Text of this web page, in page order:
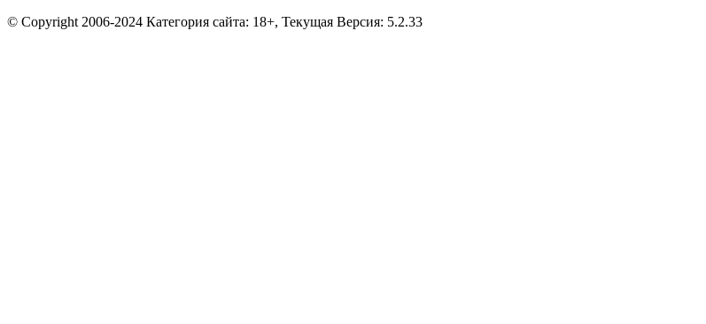
© Copyright 2006-2024 Категория сайта: 18+, Текущая Версия: 5.2.33